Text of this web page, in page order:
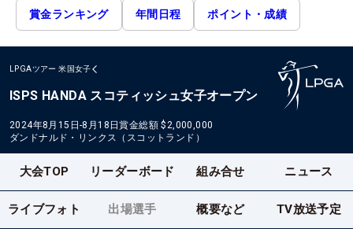
賞金ランキング 年間日程 ポイント・成績
LPGAツアー 米国女子
ISPS HANDA スコティッシュ女子オープン
2024年8月15日-8月18日賞金総額 $2,000,000
ダンドナルド・リンクス（スコットランド）
大会TOP リーダーボード 組み合せ ニュース
ライブフォト 出場選手 概要など TV放送予定